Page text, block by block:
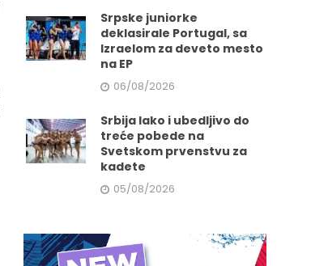
Srpske juniorke
deklasirale Portugal, sa
Izraelom za deveto mesto
na EP
06/08/2026
Srbija lako i ubedljivo do
treće pobede na
Svetskom prvenstvu za
kadete
05/08/2026